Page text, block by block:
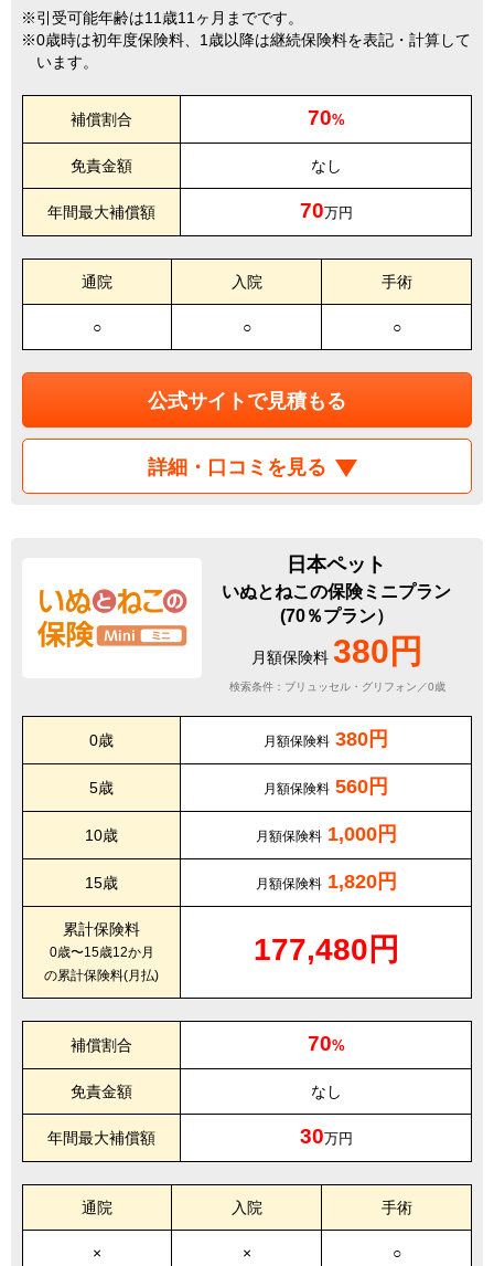
引受可能年齢は11歳11ヶ月までです。
0歳時は初年度保険料、1歳以降は継続保険料を表記・計算して
います。
補償割合 70%
免責金額 なし
年間最大補償額 70万円
通院 入院 手術
○ ○ ○
公式サイトで見積もる
詳細・口コミを見る
日本ペット
いぬとねこの保険ミニプラン
(70％プラン）
月額保険料 380円
検索条件：ブリュッセル・グリフォン／0歳
0歳 月額保険料 380円
5歳 月額保険料 560円
10歳 月額保険料 1,000円
15歳 月額保険料 1,820円
累計保険料
0歳〜15歳12か月
の累計保険料(月払)
177,480円
補償割合 70%
免責金額 なし
年間最大補償額 30万円
通院 入院 手術
× × ○